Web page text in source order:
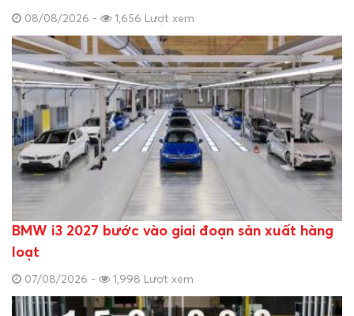
08/08/2026 - 1,656 Lượt xem
BMW i3 2027 bước vào giai đoạn sản xuất hàng
loạt
07/08/2026 - 1,998 Lượt xem